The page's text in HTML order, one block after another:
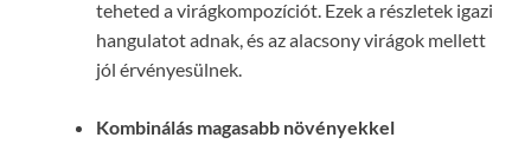
teheted a virágkompozíciót. Ezek a részletek igazi
hangulatot adnak, és az alacsony virágok mellett
jól érvényesülnek.
Kombinálás magasabb növényekkel